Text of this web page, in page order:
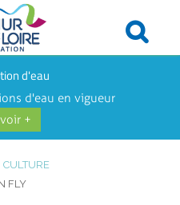
d'eau
d'eau en vigueur
+
CULTURE
FLY